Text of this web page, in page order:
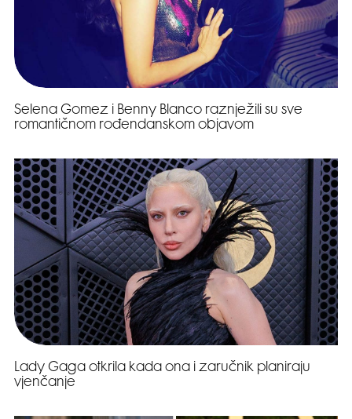
Selena Gomez i Benny Blanco raznježili su sve
romantičnom rođendanskom objavom
Lady Gaga otkrila kada ona i zaručnik planiraju
vjenčanje